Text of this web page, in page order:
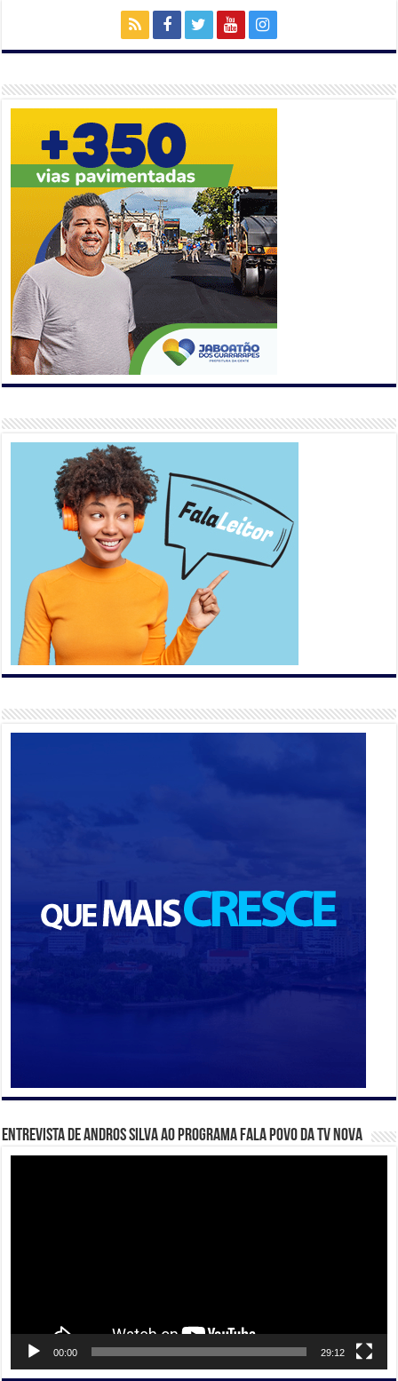
Entrevista de Andros Silva ao programa Fala Povo da TV Nova
00:00 29:12